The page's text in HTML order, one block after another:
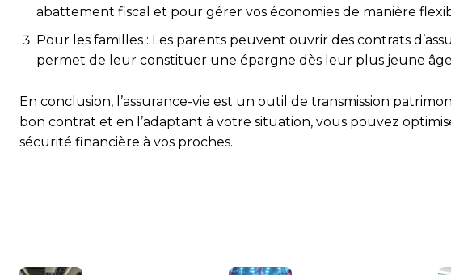
abattement fiscal et pour gérer vos économies de manière
Pour les familles : Les parents peuvent ouvrir des contrats
permet de leur constituer une épargne dès leur plus jeune
En conclusion, l’assurance-vie est un outil de transmission
bon contrat et en l’adaptant à votre situation, vous pouvez
sécurité financière à vos proches.